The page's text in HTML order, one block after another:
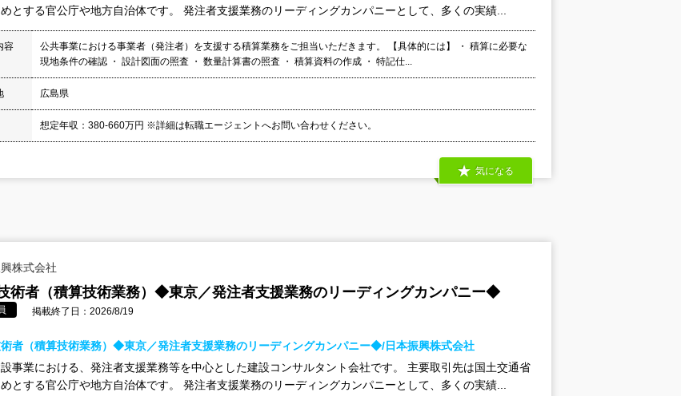
とする官公庁や地方自治体です。 発注者支援業務のリーディングカンパニーとして、多くの実績...
容
公共事業における事業者（発注者）を支援する積算業務をご担当いただきます。 【具体的には】 ・ 積算に必要な
現地条件の確認 ・ 設計図面の照査 ・ 数量計算書の照査 ・ 積算資料の作成 ・ 特記仕...
広島県
想定年収：380-660万円 ※詳細は転職エージェントへお問い合わせください。
気になる
株式会社
術者（積算技術業務）◆東京／発注者支援業務のリーディングカンパニー◆
掲載終了日：2026/8/19
者（積算技術業務）◆東京／発注者支援業務のリーディングカンパニー◆/日本振興株式会社
事業における、発注者支援業務等を中心とした建設コンサルタント会社です。 主要取引先は国土交通省
とする官公庁や地方自治体です。 発注者支援業務のリーディングカンパニーとして、多くの実績...